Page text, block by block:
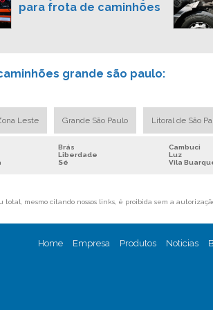
para frota de caminhões
grande são paulo:
Leste Grande São Paulo Litoral de São
Brás Cambuci
Liberdade Luz
Sé Vila
mesmo citando nossos links, é proibida sem a
Home Empresa Produtos Noticias